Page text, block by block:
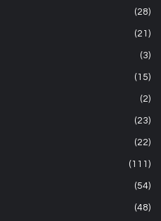
(28)
(21)
(3)
(15)
(2)
(23)
(22)
(111)
(54)
(48)